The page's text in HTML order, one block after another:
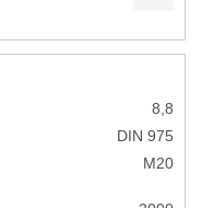
8,8
DIN 975
М20